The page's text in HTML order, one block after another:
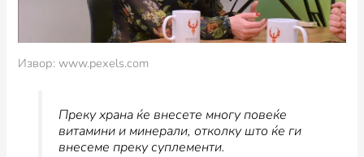
Извор: www.pexels.com
Преку храна ќе внесете многу повеќе
витамини и минерали, отколку што ќе ги
внесеме преку суплементи.